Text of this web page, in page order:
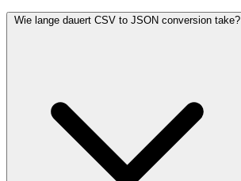
Wie lange dauert CSV to JSON conversion take?